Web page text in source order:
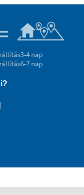
3-4 nap
6-7 nap